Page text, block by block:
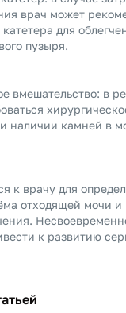
врач может
катетера для
пузыря.
вмешательство: в
наличии камней в
к врачу для
отходящей мочи и
к развитию